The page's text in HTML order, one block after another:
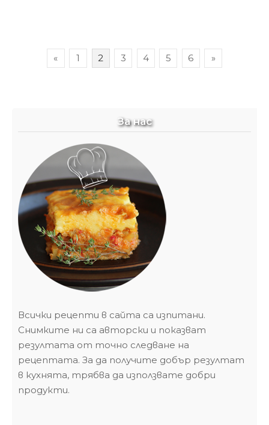
Навигация
« 1 2 3 4 5 6 »
За нас
Всички рецепти в сайта са изпитани.
Снимките ни са авторски и показват
резултата от точно следване на
рецептата. За да получите добър резултат
в кухнята, трябва да използвате добри
продукти.